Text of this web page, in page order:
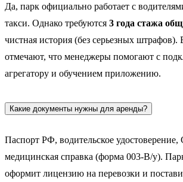
Да, парк официально работает с
такси. Однако требуются 3 года стажа
чистная история (без серьезных
отмечают, что менеджеры помогают с
агрегатору и обучением приложению.
Какие документы нужны для аренды?
Паспорт РФ, водительское
медицинская справка (форма 003-В/у).
оформит лицензию на перевозки и